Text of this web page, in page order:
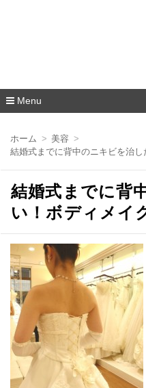
Menu
ホーム
美容
結婚式までに背中のニキビを治
結婚式までに背
い！ボディメイ